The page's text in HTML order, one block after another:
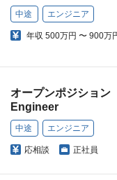
中途 エンジニア
年収 500万円 〜 900万
オープンポジショ
Engineer
中途 エンジニア
応相談 正社員